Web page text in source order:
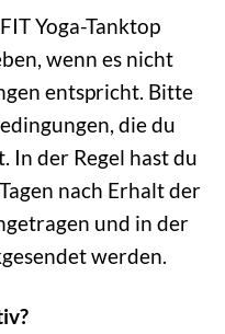
Yoga-Tanktop
wenn es nicht
entspricht. Bitte
die du
In der Regel hast du
nach Erhalt der
und in der
werden.